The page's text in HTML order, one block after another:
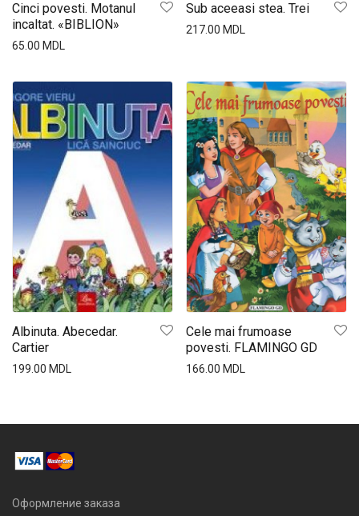
Cinci povesti. Motanul
incaltat. «BIBLION»
65.00 MDL
Sub aceeasi stea. Trei
217.00 MDL
Albinuta. Abecedar.
Cartier
199.00 MDL
Cele mai frumoase
povesti. FLAMINGO GD
166.00 MDL
Оформление заказа